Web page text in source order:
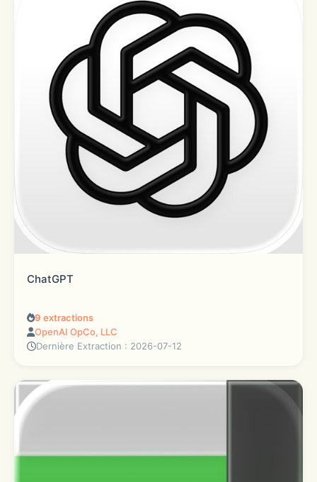
ChatGPT
9 extractions
OpenAI OpCo, LLC
Dernière Extraction : 2026-07-12